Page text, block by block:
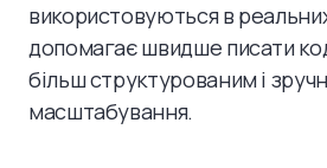
використовуються в
допомагає швидше писати
більш структурованим і
масштабування.